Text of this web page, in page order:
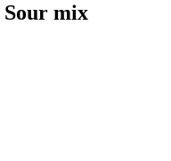
mix